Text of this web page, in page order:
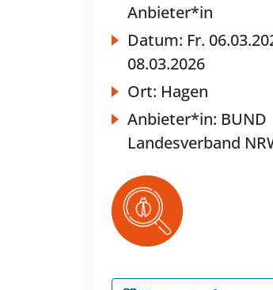
Anbieter*in
Datum: Fr.
08.03.2026
Ort: Hagen
Anbieter*in: BUND
Landesverband